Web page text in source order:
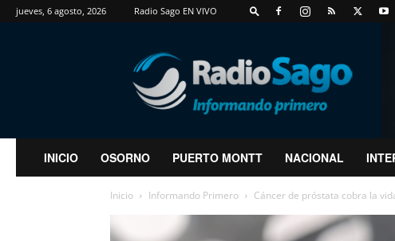
jueves, 6 agosto, 2026 Radio Sago EN VIVO
RadioSago
INICIO OSORNO PUERTO MONTT NACIONAL
Inicio Informando Primero Cáncer de próstata cobra la